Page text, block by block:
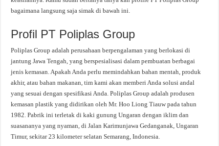
bagaimana langsung saja simak di bawah ini.
Profil PT Poliplas Group
Poliplas Group adalah perusahaan berpengalaman yang berlokasi di
jantung Jawa Tengah, yang berspesialisasi dalam pembuatan berbagai
jenis kemasan. Apakah Anda perlu memindahkan bahan mentah, produk
akhir, atau bahan makanan, tim kami akan memberi Anda solusi andal
yang sesuai dengan spesifikasi Anda. Poliplas Group adalah produsen
kemasan plastik yang didirikan oleh Mr. Hoo Liong Tiauw pada tahun
1982. Pabrik ini terletak di kaki gunung Ungaran dengan iklim dan
suasananya yang nyaman, di Jalan Karimunjawa Gedanganak, Ungaran
Timur, sekitar 23 kilometer selatan Semarang, Indonesia.